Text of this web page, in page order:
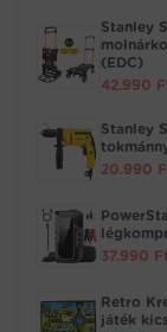
Stanley
(EDC)
42.990
Stanley
20.990
37.990 Ft
Retro
játék